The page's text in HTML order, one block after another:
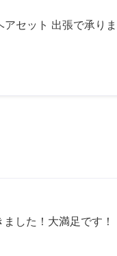
アセット 出張で承りま
した！大満足です！